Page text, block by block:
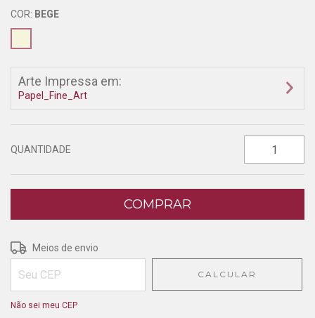
COR: BEGE
Arte Impressa em:
Papel_Fine_Art
QUANTIDADE
Entregas para o CEP:
Meios de envio
CALCULAR
Não sei meu CEP